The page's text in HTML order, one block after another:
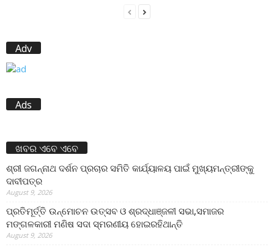
Adv
Ads
ଖବର ଏବେ ଏବେ
ଶ୍ରୀ ଜଗନ୍ନାଥ ଦର୍ଶନ ପ୍ରଚାର ସମିତି କାର୍ଯ୍ୟାଳୟ ପାଇଁ ମୁଖ୍ୟମନ୍ତ୍ରୀଙ୍କୁ
ଦାବୀପତ୍ର
August 9, 2026
ପ୍ରତିମୂର୍ତ୍ତି ଉନ୍ମୋଚନ ଉତ୍ସବ ଓ ଶ୍ରଦ୍ଧାଞ୍ଜଳୀ ସଭା,ସମାଜର
ମଙ୍ଗଳକାରୀ ମଣିଷ ସଦା ସ୍ମରଣୀୟ ହୋଇରହିଥାନ୍ତି
August 9, 2026